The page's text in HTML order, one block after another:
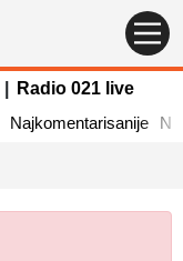
Radio 021 live
Najkomentarisanije